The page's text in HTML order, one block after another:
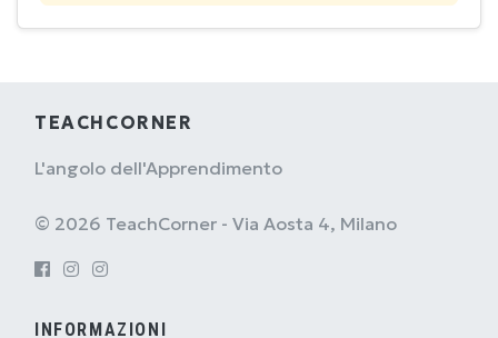
TEACHCORNER
L'angolo dell'Apprendimento
© 2026 TeachCorner - Via Aosta 4, Milano
INFORMAZIONI